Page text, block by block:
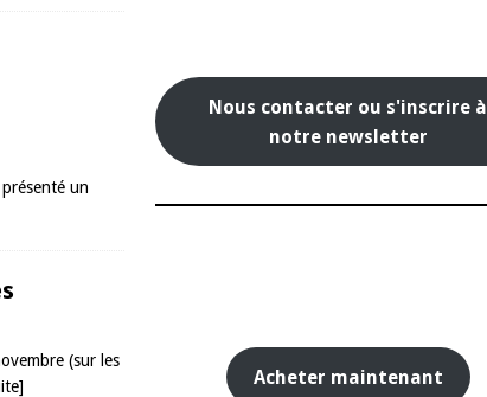
un
(sur les
Nous contacter ou s'inscrire à
notre newsletter
Acheter maintenant